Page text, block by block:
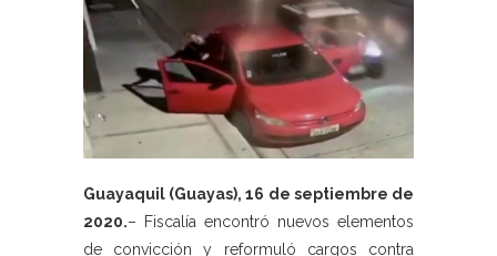
Guayaquil (Guayas), 16 de septiembre de
2020.– Fiscalía encontró nuevos elementos
de convicción y reformuló cargos contra